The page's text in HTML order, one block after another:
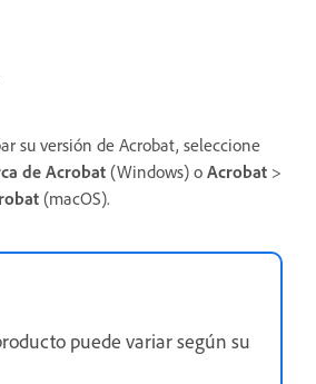
su versión de Acrobat, seleccione
de Acrobat (Windows) o Acrobat >
(macOS).
puede variar según su